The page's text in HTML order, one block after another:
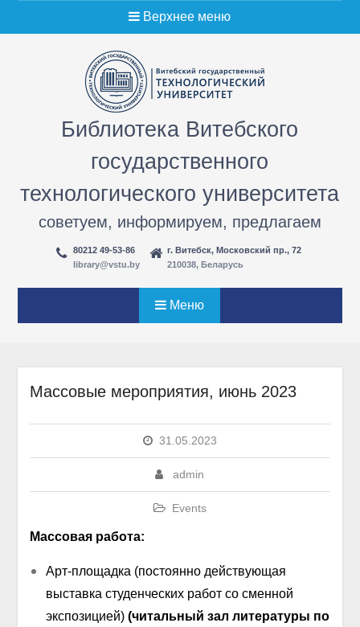
к
содержимому
Верхнее меню
Библиотека Витебского
государственного
технологического университета
советуем, информируем, предлагаем
80212 49-53-86
library@vstu.by
г. Витебск, Московский пр., 72
210038, Беларусь
Меню
Массовые мероприятия, июнь 2023
31.05.2023
admin
Events
Массовая работа:
Арт-площадка (постоянно действующая
выставка студенческих работ со сменной
экспозицией) (читальный зал литературы по